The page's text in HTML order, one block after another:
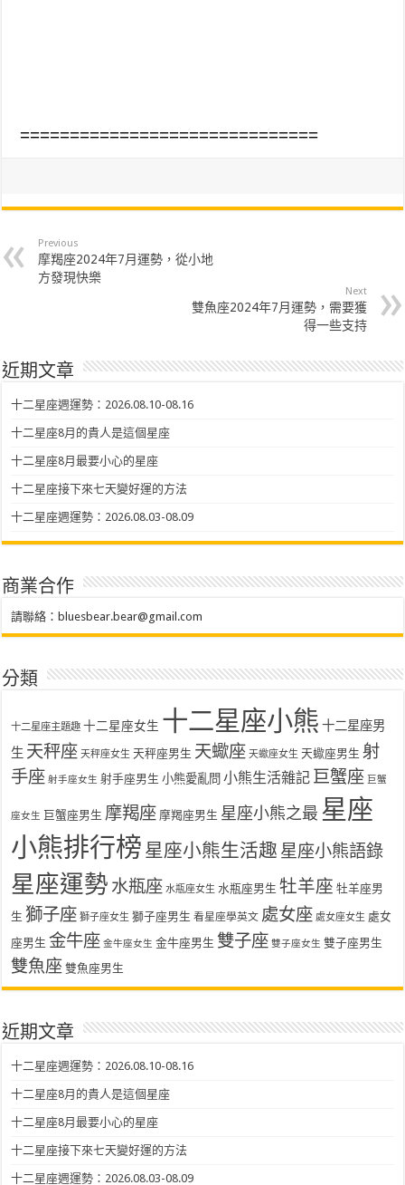
==============================
Previous
摩羯座2024年7月運勢，從小地
方發現快樂
Next
雙魚座2024年7月運勢，需要獲
得一些支持
近期文章
十二星座週運勢：2026.08.10-08.16
十二星座8月的貴人是這個星座
十二星座8月最要小心的星座
十二星座接下來七天變好運的方法
十二星座週運勢：2026.08.03-08.09
商業合作
請聯絡： bluesbear.bear@gmail.com
分類
十二星座主題趣 十二星座女生 十二星座小熊 十二星座男
生 天秤座 天秤座女生 天秤座男生 天蠍座 天蠍座女生 天蠍座男生 射
手座 射手座女生 射手座男生 小熊愛亂問 小熊生活雜記 巨蟹座 巨蟹
座女生 巨蟹座男生 摩羯座 摩羯座男生 星座小熊之最 星座
小熊排行榜 星座小熊生活趣 星座小熊語錄
星座運勢 水瓶座 水瓶座女生 水瓶座男生 牡羊座 牡羊座男
生 獅子座 獅子座女生 獅子座男生 看星座學英文 處女座 處女座女生 處女
座男生 金牛座 金牛座女生 金牛座男生 雙子座 雙子座女生 雙子座男生
雙魚座 雙魚座男生
近期文章
十二星座週運勢：2026.08.10-08.16
十二星座8月的貴人是這個星座
十二星座8月最要小心的星座
十二星座接下來七天變好運的方法
十二星座週運勢：2026.08.03-08.09